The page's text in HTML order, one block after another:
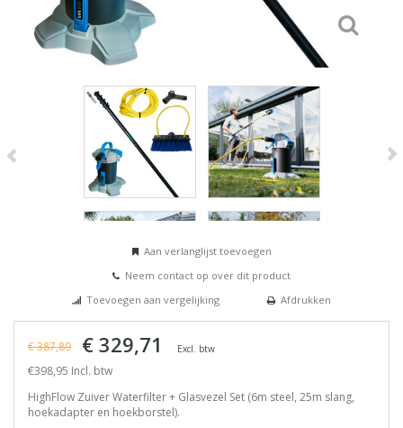
Aan verlanglijst toevoegen
Neem contact op over dit product
Toevoegen aan vergelijking
Afdrukken
€ 387,89 € 329,71 Excl. btw
€398,95 Incl. btw
HighFlow Zuiver Waterfilter + Glasvezel Set (6m steel, 25m slang,
hoekadapter en hoekborstel).